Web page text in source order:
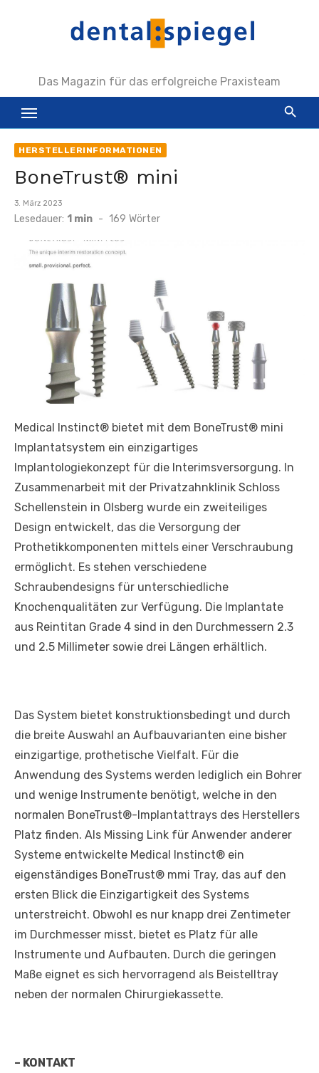
Das Magazin für das erfolgreiche Praxisteam
HERSTELLERINFORMATIONEN
BoneTrust® mini
Veröffentlicht
am
3. März 2023
Lesedauer: 1 min - 169 Wörter
Medical Instinct® bietet mit dem BoneTrust® mini
Implantatsystem ein einzigartiges
Implantologiekonzept für die Interimsversorgung. In
Zusammenarbeit mit der Privatzahnklinik Schloss
Schellenstein in Olsberg wurde ein zweiteiliges
Design entwickelt, das die Versorgung der
Prothetikkomponenten mittels einer Verschraubung
ermöglicht. Es stehen verschiedene
Schraubendesigns für unterschiedliche
Knochenqualitäten zur Verfügung. Die Implantate
aus Reintitan Grade 4 sind in den Durchmessern 2.3
und 2.5 Millimeter sowie drei Längen erhältlich.
Das System bietet konstruktionsbedingt und durch
die breite Auswahl an Aufbauvarianten eine bisher
einzigartige, prothetische Vielfalt. Für die
Anwendung des Systems werden lediglich ein Bohrer
und wenige Instrumente benötigt, welche in den
normalen BoneTrust®-Implantattrays des Herstellers
Platz finden. Als Missing Link für Anwender anderer
Systeme entwickelte Medical Instinct® ein
eigenständiges BoneTrust® mmi Tray, das auf den
ersten Blick die Einzigartigkeit des Systems
unterstreicht. Obwohl es nur knapp drei Zentimeter
im Durchmesser misst, bietet es Platz für alle
Instrumente und Aufbauten. Durch die geringen
Maße eignet es sich hervorragend als Beistelltray
neben der normalen Chirurgiekassette.
– KONTAKT